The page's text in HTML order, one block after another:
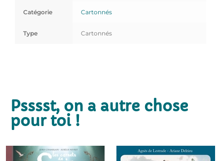
Catégorie Cartonnés
Type Cartonnés
Psssst, on a autre chose
pour toi !